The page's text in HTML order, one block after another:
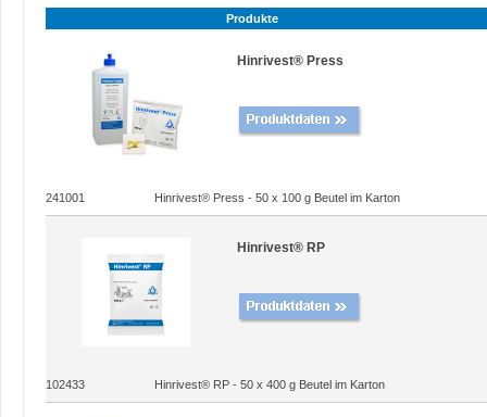
Produkte
Hinrivest® Press
241001 Hinrivest® Press - 50 x 100 g Beutel im Karton
Hinrivest® RP
102433 Hinrivest® RP - 50 x 400 g Beutel im Karton